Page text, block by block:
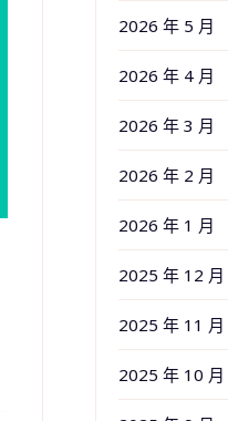
2026 年 5 月
2026 年 4 月
2026 年 3 月
2026 年 2 月
2026 年 1 月
2025 年 12 月
2025 年 11 月
2025 年 10 月